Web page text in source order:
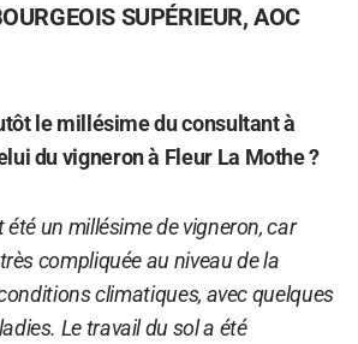
SUPÉRIEUR, AOC
le millésime du consultant à
du vigneron à Fleur La Mothe ?
un millésime de vigneron, car
compliquée au niveau de la
climatiques, avec quelques
Le travail du sol a été